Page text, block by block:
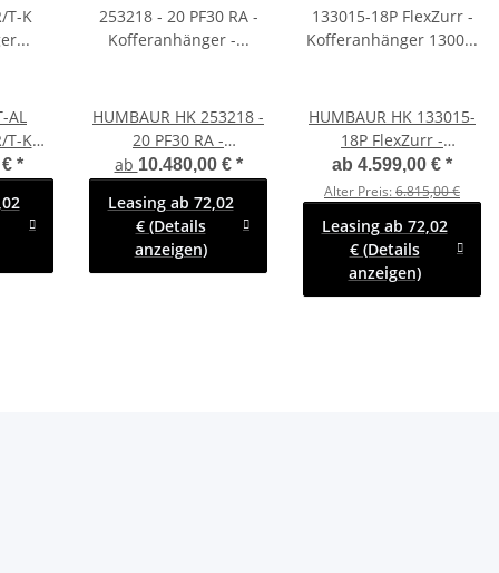
AL
T-K
mit
-
*
HUMBAUR HK 253218 -
20 PF30 RA -
Kofferanhänger - 318 x
173 x 188 cm - 2500 KG
mit Überfahrwand und
Verkaufsklappe in FR
rechts
ab 10.480,00 € *
Leasing ab 72,02
€ (Details
anzeigen)
HUMBAUR HK 133015-
18P FlexZurr -
Kofferanhänger 1300
KG Zurrleisten -
Heckstützen - 100 KM/H
- AKTION
ab 4.599,00 € *
Alter Preis:6.815,00 €
Leasing ab 72,02
€ (Details
anzeigen)